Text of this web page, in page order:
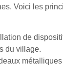
Voici les
de
du village.